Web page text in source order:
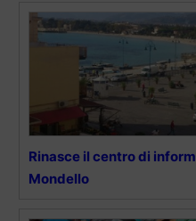
Rinasce il centro di
Mondello